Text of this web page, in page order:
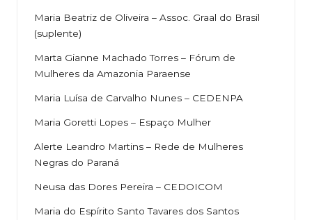
Maria Beatriz de Oliveira – Assoc. Graal do Brasil
(suplente)
Marta Gianne Machado Torres – Fórum de
Mulheres da Amazonia Paraense
Maria Luísa de Carvalho Nunes – CEDENPA
Maria Goretti Lopes – Espaço Mulher
Alerte Leandro Martins – Rede de Mulheres
Negras do Paraná
Neusa das Dores Pereira – CEDOICOM
Maria do Espírito Santo Tavares dos Santos